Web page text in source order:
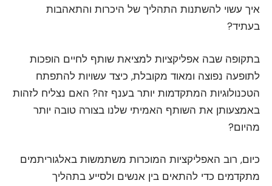
איך עשוי להשתנות התהליך של היכרות והתאהבות
בעתיד?
בתקופה שבה אפליקציות למציאת שותף לחיים הופכות
לתופעה נפוצה ומאוד מקובלת, כיצד עשויות להתפתח
הטכנולוגיות המתקדמות יותר בענף זה? האם נצליח לזהות
באמצעותן את השותף האמיתי שלנו בצורה טובה יותר
מהיום?
כיום, רוב האפליקציות המוכרות משתמשות באלגוריתמים
מתקדמים כדי להתאים בין אנשים ולסייע בתהליך